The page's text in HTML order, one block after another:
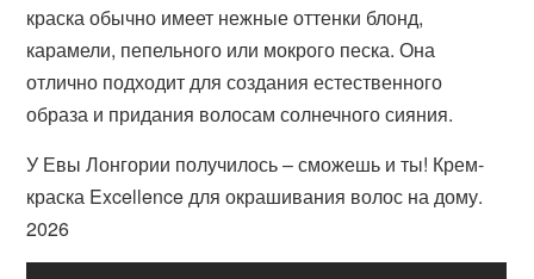
краска обычно имеет нежные оттенки блонд,
карамели, пепельного или мокрого песка. Она
отлично подходит для создания естественного
образа и придания волосам солнечного сияния.
У Евы Лонгории получилось – сможешь и ты! Крем-
краска Excellence для окрашивания волос на дому.
2026